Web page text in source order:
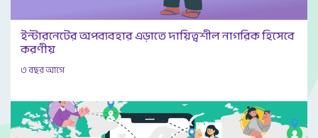
ইন্টারনেটের অপব্যবহার এড়াতে দায়িত্বশীল নাগরিক হিসেবে
করণীয়
৩ বছর আগে